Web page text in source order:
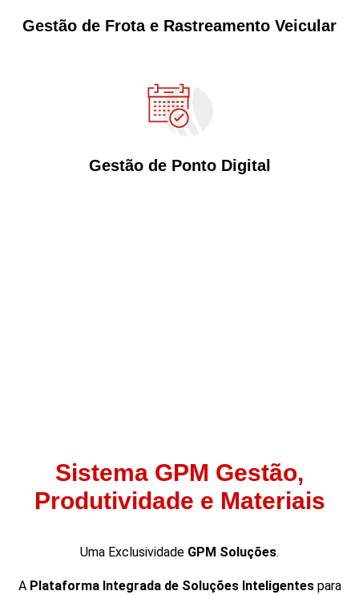
Gestão de Frota e Rastreamento Veicular
Gestão de Ponto Digital
Sistema GPM Gestão,
Produtividade e Materiais
Uma Exclusividade GPM Soluções.
A Plataforma Integrada de Soluções Inteligentespara